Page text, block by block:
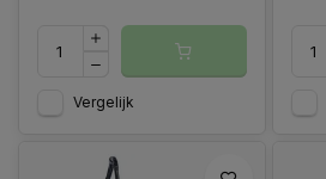
Vergelijk